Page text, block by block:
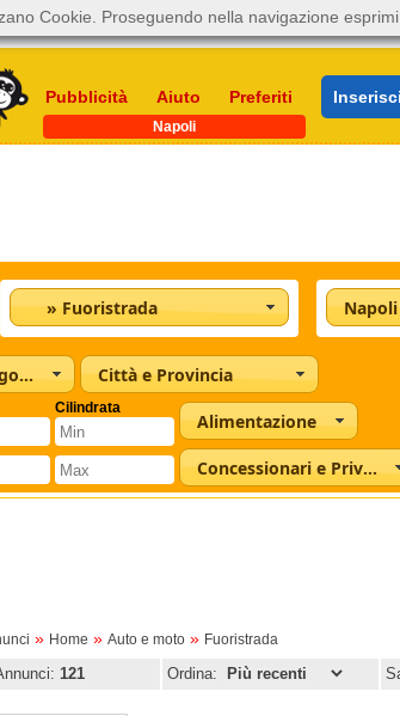
Pubblicità Aiuto Preferiti
Napoli
» Fuoristrada Napoli
Tutte le categorie Città e Provincia
Cilindrata
Alimentazione
Concessionari e Privati
» Home » Auto e moto » Fuoristrada
121 Ordina:
Cookie. Proseguendo nella navigazione esprimi